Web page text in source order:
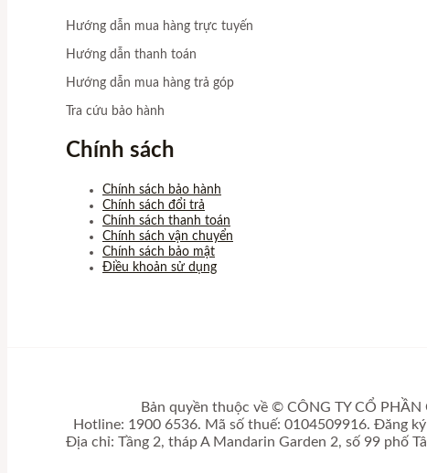
Hướng dẫn mua hàng trực tuyến
Hướng dẫn thanh toán
Hướng dẫn mua hàng trả góp
Tra cứu bảo hành
Chính sách
Chính sách bảo hành
Chính sách đổi trả
Chính sách thanh toán
Chính sách vận chuyển
Chính sách bảo mật
Điều khoản sử dụng
Bản quyền thuộc về © CÔNG TY CỔ
Hotline: 1900 6536. Mã số thuế: 0104509916. Đăng
Địa chỉ: Tầng 2, tháp A Mandarin Garden 2, số 99 phố